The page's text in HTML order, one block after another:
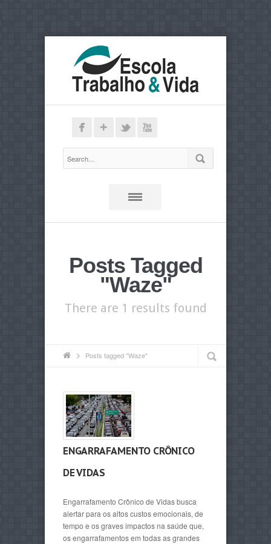
Posts Tagged
"Waze"
There are 1 results found
Posts tagged "Waze"
ENGARRAFAMENTO CRÔNICO
DE VIDAS
Engarrafamento Crônico de Vidas busca
alertar para os altos custos emocionais, de
tempo e os graves impactos na saúde que,
os engarrafamentos em todas as grandes